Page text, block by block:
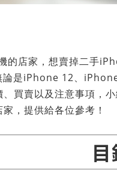
的店家，想賣掉二手
論是iPhone 12、
買賣以及注意事項，
，提供給各位參考！